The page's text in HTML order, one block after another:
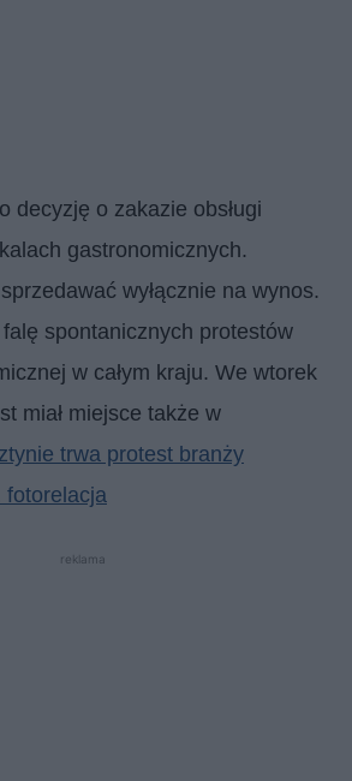
decyzję o zakazie obsługi
gastronomicznych.
wyłącznie na wynos.
falę spontanicznych protestów
w całym kraju. We wtorek
miał miejsce także w
trwa protest branży
fotorelacja
reklama